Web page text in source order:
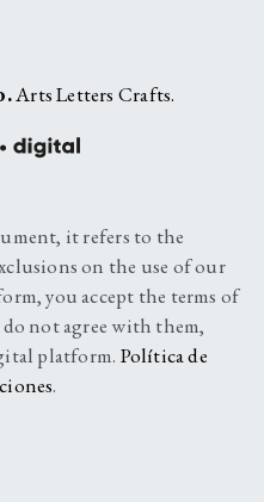
Arts Letters Crafts.
it refers to the
on the use of our
you accept the terms of
not agree with them,
platform. Política de
.